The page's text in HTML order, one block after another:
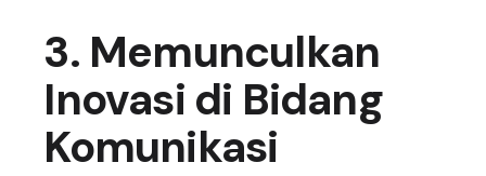
3. Memunculkan
Inovasi di Bidang
Komunikasi